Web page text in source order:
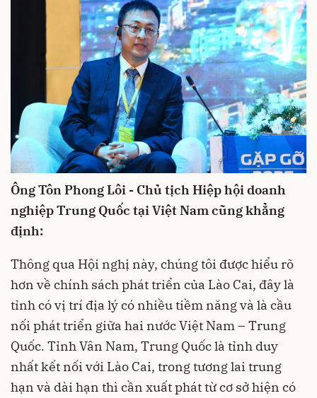
Ông Tôn Phong Lôi - Chủ tịch Hiệp hội doanh
nghiệp Trung Quốc tại Việt Nam cũng khẳng
định:
Thông qua Hội nghị này, chúng tôi được hiểu rõ
hơn về chính sách phát triển của Lào Cai, đây là
tỉnh có vị trí địa lý có nhiều tiềm năng và là cầu
nối phát triển giữa hai nước Việt Nam – Trung
Quốc. Tỉnh Vân Nam, Trung Quốc là tỉnh duy
nhất kết nối với Lào Cai, trong tương lai trung
hạn và dài hạn thì cần xuất phát từ cơ sở hiện có